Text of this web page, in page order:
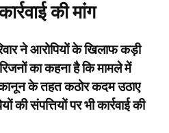
की मांग
ने आरोपियों केखिलाफकड़ी
का कहना है कि मामले में
के तहत कठोर कदम उठाए
की संपत्तियों पर भी कार्रवाई की